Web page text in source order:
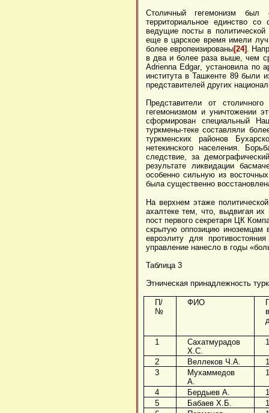
Столичный гегемонизм был
территориальное единство
ведущие посты в политической
еще в царское время имели
более европеизированы[24] .
в два и более раза выше, чем
Adrienna Edgar, установила по
института в Ташкенте 89 были
представителей других
Представители от
гегемонизмом и уничтожении
сформирован специальный
туркмены-теке составляли
туркменских районов
нетекинского населения.
следствие, за
результате ликвидации
особенно сильную из
была существенно
На верхнем этаже
ахалтеке тем, что, выдвигая
пост первого секретаря ЦК
скрытую оппозицию иноземцам
евроэлиту для
управление нанесло в годы
Таблица 3
Этническая принадлежность
П/
№
ФИО
в
1
Сахатмурадов
Х.С.
2 Веллеков Ч.А.
3
Мухаммедов
А.
4 Бердыев А.
5
Бабаев Х.Б.